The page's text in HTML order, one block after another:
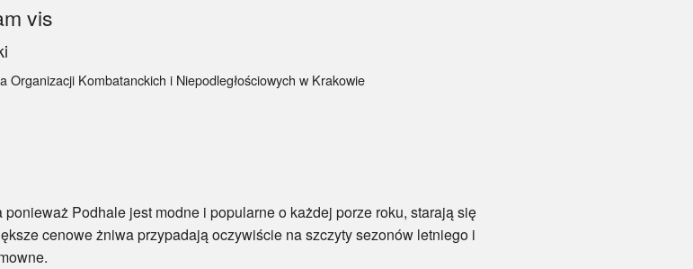
vis
Organizacji Kombatanckich i Niepodległościowych w Krakowie
Podhale jest modne i popularne o każdej porze roku, starają się
cenowe żniwa przypadają oczywiście na szczyty sezonów letniego i